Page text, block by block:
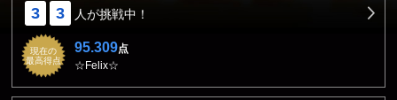
3 3 人が挑戦中！
現在の
最高得点
95.309点
☆Felix☆